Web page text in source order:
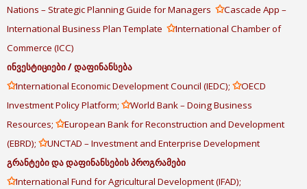
Nations – Strategic Planning Guide for Managers ✩Cascade App –
International Business Plan Template ✩International Chamber of
Commerce (ICC)
ინვესტიციები/დაფინანსება
✩International Economic Development Council (IEDC); ✩OECD
Investment Policy Platform; ✩World Bank – Doing Business
Resources; ✩European Bank for Reconstruction and Development
(EBRD); ✩UNCTAD – Investment and Enterprise Development
გრანტებიდადაფინანსებისპროგრამები
✩International Fund for Agricultural Development (IFAD);